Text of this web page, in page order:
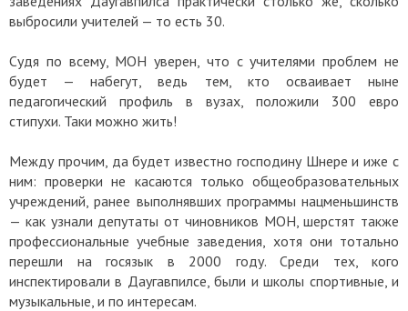
выбросили учителей — то есть 30.
Судя по всему, МОН уверен, что с учителями проблем не
будет — набегут, ведь тем, кто осваивает ныне
педагогический профиль в вузах, положили 300 евро
стипухи. Таки можно жить!
Между прочим, да будет известно господину Шнере и иже с
ним: проверки не касаются только общеобразовательных
учреждений, ранее выполнявших программы нацменьшинств
— как узнали депутаты от чиновников МОН, шерстят также
профессиональные учебные заведения, хотя они тотально
перешли на госязык в 2000 году. Среди тех, кого
инспектировали в Даугавпилсе, были и школы спортивные, и
музыкальные, и по интересам.